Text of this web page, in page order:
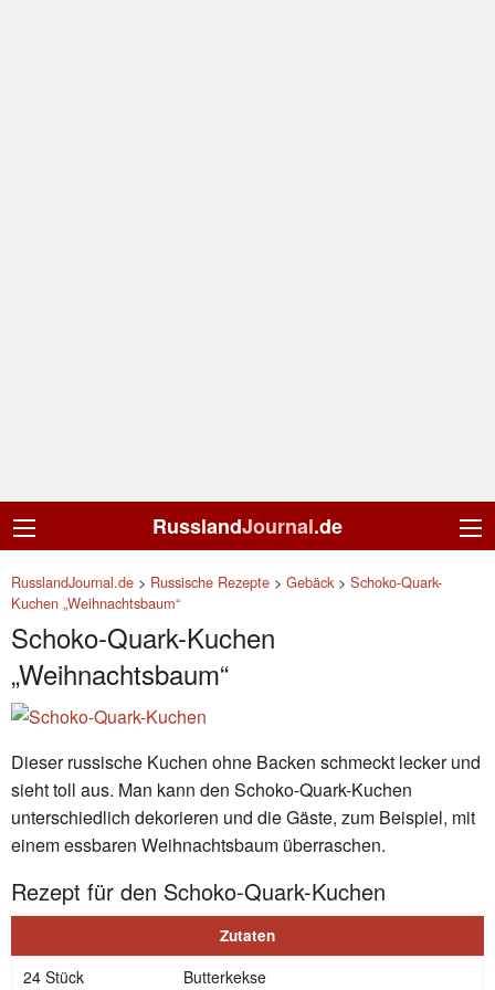
RusslandJournal.de
RusslandJournal.de > Russische Rezepte > Gebäck> Schoko-Quark-
Kuchen „Weihnachtsbaum“
Schoko-Quark-Kuchen
„Weihnachtsbaum“
Dieser russische Kuchen ohne Backen schmeckt lecker und
sieht toll aus. Man kann den Schoko-Quark-Kuchen
unterschiedlich dekorieren und die Gäste, zum Beispiel, mit
einem essbaren Weihnachtsbaum überraschen.
Rezept für den Schoko-Quark-Kuchen
Zutaten
24 Stück Butterkekse